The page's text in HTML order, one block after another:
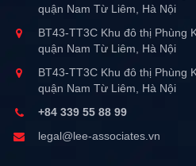
quận Nam Từ Liêm, Hà Nội
BT43-TT3C Khu đô thị Phùng
quận Nam Từ Liêm, Hà Nội
BT43-TT3C Khu đô thị Phùng
quận Nam Từ Liêm, Hà Nội
+84 339 55 88 99
legal@lee-associates.vn